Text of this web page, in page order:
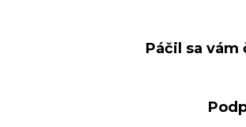
Páčil sa